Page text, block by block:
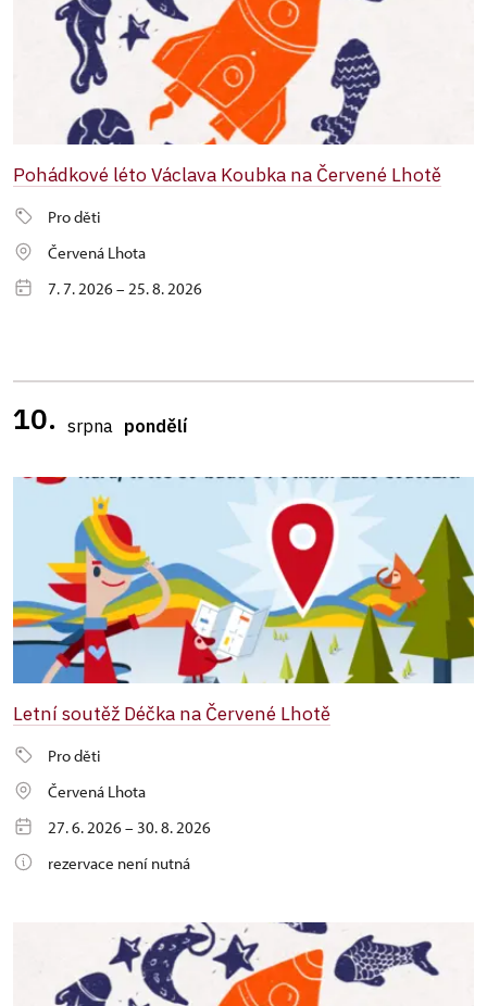
Pohádkové léto Václava Koubka na Červené Lhotě
Pro děti
Červená Lhota
7. 7. 2026 – 25. 8. 2026
10. srpna pondělí
Letní soutěž Déčka na Červené Lhotě
Pro děti
Červená Lhota
27. 6. 2026 – 30. 8. 2026
rezervace není nutná